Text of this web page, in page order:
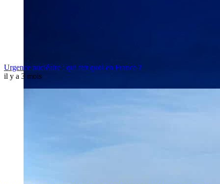
Urgence nucléaire : qui fait quoi en France ?
il y a 3 mois